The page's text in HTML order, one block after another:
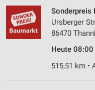
Sonderpreis
Ursberger
86470
Heute
515,51 km •